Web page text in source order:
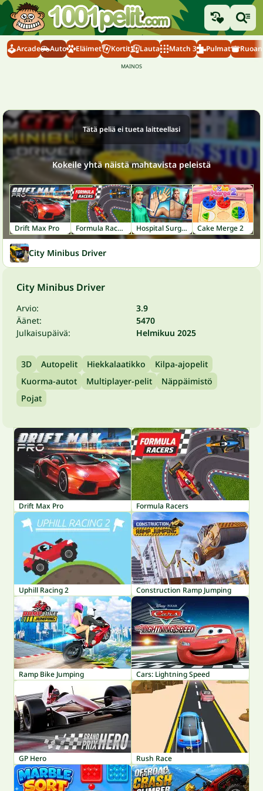
Arcade Auto Eläimet Kortit Lauta Match 3 Pulmat
Tätä peliä ei tueta laitteellasi
Kokeile yhtä näistä mahtavista peleistä
Drift Max Pro Formula Racers Hospital Surgeon: Doctor Game Cake Merge 2
City Minibus Driver
City Minibus Driver
Arvio:
3.9
Äänet:
5470
Julkaisupäivä:
Helmikuu 2025
3D Autopelit Hiekkalaatikko
Kilpa-ajopelit
Kuorma-autot
Multiplayer-pelit
Näppäimistö
Pojat
Drift Max Pro Formula Racers
Uphill Racing 2 Construction Ramp Jumping
Ramp Bike Jumping Cars: Lightning Speed
GP Hero Rush Race